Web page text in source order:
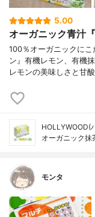
5.00
オーガニック青汁
100％オーガニックに
ン』有機レモン、有機
レモンの美味しさと甘
HOLLYWOOD(
オーガニック抹
モンタ